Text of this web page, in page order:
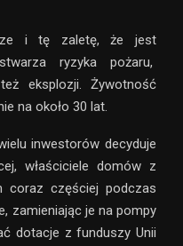
i tę zaletę, że jest
ryzyka pożaru,
eksplozji. Żywotność
na około 30 lat.
inwestorów decyduje
właściciele domów z
coraz częściej podczas
zamieniając je na pompy
dotacje z funduszy Unii